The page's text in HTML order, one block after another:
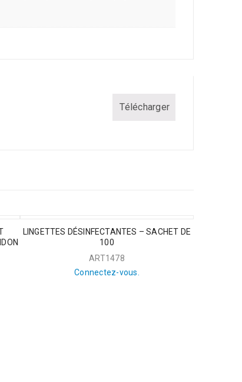
Télécharger
LINGETTES DÉSINFECTANTES – SACHET DE
100
ART1478
Connectez-vous.